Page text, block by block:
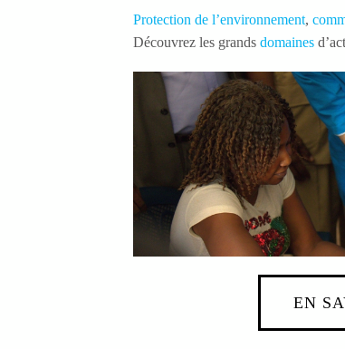
Protection de l’environnement,
Découvrez les grands domaines
EN